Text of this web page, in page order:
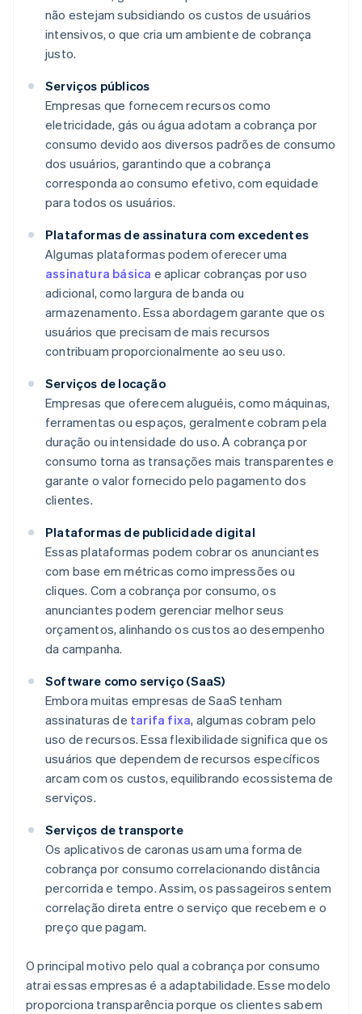
não estejam subsidiando os custos de usuários
intensivos, o que cria um ambiente de cobrança
justo.
Serviços públicos
Empresas que fornecem recursos como
eletricidade, gás ou água adotam a cobrança por
consumo devido aos diversos padrões de consumo
dos usuários, garantindo que a cobrança
corresponda ao consumo efetivo, com equidade
para todos os usuários.
Plataformas de assinatura com excedentes
Algumas plataformas podem oferecer uma
assinatura básica e aplicar cobranças por uso
adicional, como largura de banda ou
armazenamento. Essa abordagem garante que os
usuários que precisam de mais recursos
contribuam proporcionalmente ao seu uso.
Serviços de locação
Empresas que oferecem aluguéis, como máquinas,
ferramentas ou espaços, geralmente cobram pela
duração ou intensidade do uso. A cobrança por
consumo torna as transações mais transparentes e
garante o valor fornecido pelo pagamento dos
clientes.
Plataformas de publicidade digital
Essas plataformas podem cobrar os anunciantes
com base em métricas como impressões ou
cliques. Com a cobrança por consumo, os
anunciantes podem gerenciar melhor seus
orçamentos, alinhando os custos ao desempenho
da campanha.
Software como serviço (SaaS)
Embora muitas empresas de SaaS tenham
assinaturas de tarifa fixa, algumas cobram pelo
uso de recursos. Essa flexibilidade significa que os
usuários que dependem de recursos específicos
arcam com os custos, equilibrando ecossistema de
serviços.
Serviços de transporte
Os aplicativos de caronas usam uma forma de
cobrança por consumo correlacionando distância
percorrida e tempo. Assim, os passageiros sentem
correlação direta entre o serviço que recebem e o
preço que pagam.
O principal motivo pelo qual a cobrança por consumo
atrai essas empresas é a adaptabilidade. Esse modelo
proporciona transparência porque os clientes sabem